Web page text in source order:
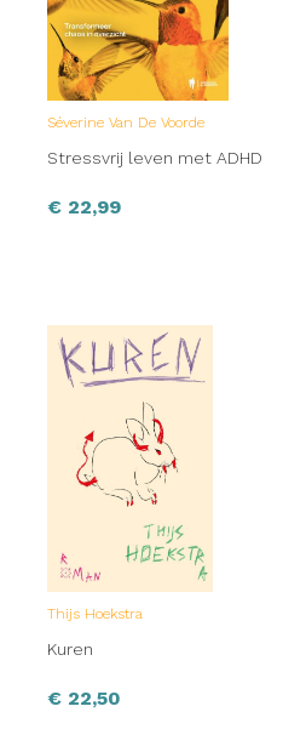
Séverine Van De Voorde
Stressvrij leven met ADHD
€ 22,99
Thijs Hoekstra
Kuren
€ 22,50